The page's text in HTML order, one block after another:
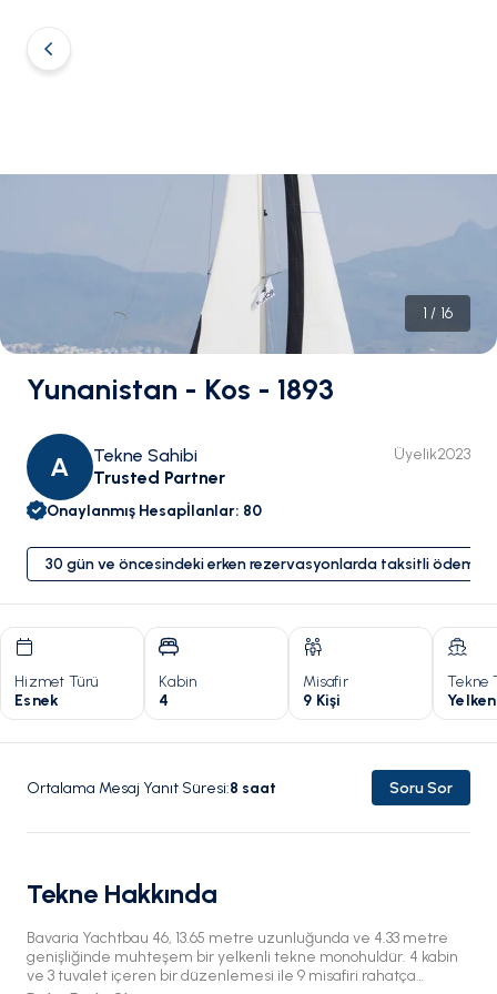
1 / 16
Yunanistan - Kos - 1893
A
Tekne Sahibi
Trusted Partner
Üyelik2023
Onaylanmış Hesapİlanlar: 80
30 gün ve öncesindeki erken rezervasyonlarda taksitli ödeme
Hizmet Türü
Esnek
Kabin
4
Misafir
9 Kişi
Tekne
Ortalama Mesaj Yanıt Süresi:8 saat Soru Sor
Tekne Hakkında
Bavaria Yachtbau 46, 13.65 metre uzunluğunda ve 4.33 metre
genişliğinde muhteşem bir yelkenli tekne monohuldür. 4 kabin
ve 3 tuvalet içeren bir düzenlemesi ile 9 misafiri rahatça